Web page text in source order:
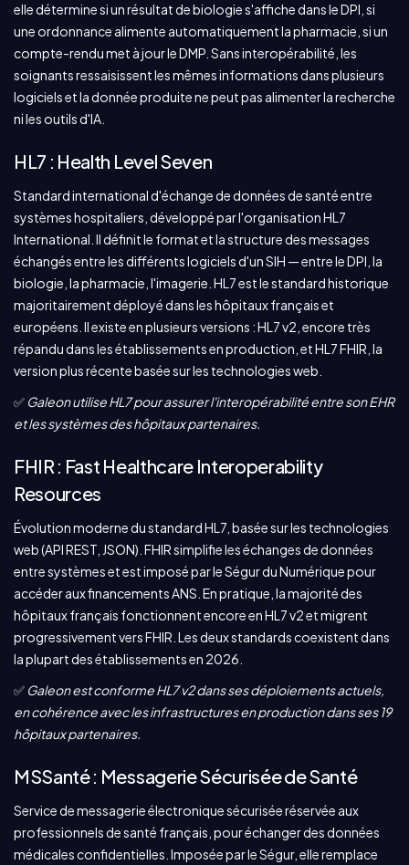
elle détermine si un résultat de biologie s'affiche dans le DPI, si
une ordonnance alimente automatiquement la pharmacie, si un
compte-rendu met à jour le DMP. Sans interopérabilité, les
soignants ressaisissent les mêmes informations dans plusieurs
logiciels et la donnée produite ne peut pas alimenter la recherche
ni les outils d'IA.
HL7 : Health Level Seven
Standard international d'échange de données de santé entre
systèmes hospitaliers, développé par l'organisation HL7
International. Il définit le format et la structure des messages
échangés entre les différents logiciels d'un SIH — entre le DPI, la
biologie, la pharmacie, l'imagerie. HL7 est le standard historique
majoritairement déployé dans les hôpitaux français et
européens. Il existe en plusieurs versions : HL7 v2, encore très
répandu dans les établissements en production, et HL7 FHIR, la
version plus récente basée sur les technologies web.
✅ Galeon utilise HL7 pour assurer l'interopérabilité entre son EHR
et les systèmes des hôpitaux partenaires.
FHIR : Fast Healthcare Interoperability
Resources
Évolution moderne du standard HL7, basée sur les technologies
web (API REST, JSON). FHIR simplifie les échanges de données
entre systèmes et est imposé par le Ségur du Numérique pour
accéder aux financements ANS. En pratique, la majorité des
hôpitaux français fonctionnent encore en HL7 v2 et migrent
progressivement vers FHIR. Les deux standards coexistent dans
la plupart des établissements en 2026.
✅ Galeon est conforme HL7 v2 dans ses déploiements actuels,
en cohérence avec les infrastructures en production dans ses 19
hôpitaux partenaires.
MSSanté : Messagerie Sécurisée de Santé
Service de messagerie électronique sécurisée réservée aux
professionnels de santé français, pour échanger des données
médicales confidentielles. Imposée par le Ségur, elle remplace